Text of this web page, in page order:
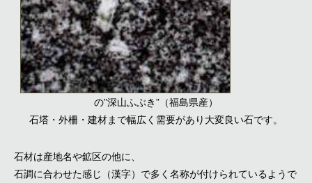
の”深山ふぶき”（福島県産）
石塔・外柵・建材まで幅広く需要があり大変良い石です。
石材は産地名や鉱区の他に、
石調に合わせた感じ（漢字）で多く名称が付けられているようで